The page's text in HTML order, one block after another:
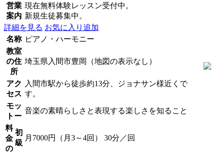
営業
案内
現在無料体験レッスン受付中。
新規生徒募集中。
詳細を見る お気に入り追加
名称 ピアノ・ハーモニー
教室
の住
所
埼玉県入間市豊岡（地図の表示なし）
アク
セス
入間市駅から徒歩約13分、ジョナサン様近くで
す。
モッ
トー
音楽の素晴らしさと表現する楽しさを知ること
料
金
の
初
級
月7000円（月3～4回） 30分／回